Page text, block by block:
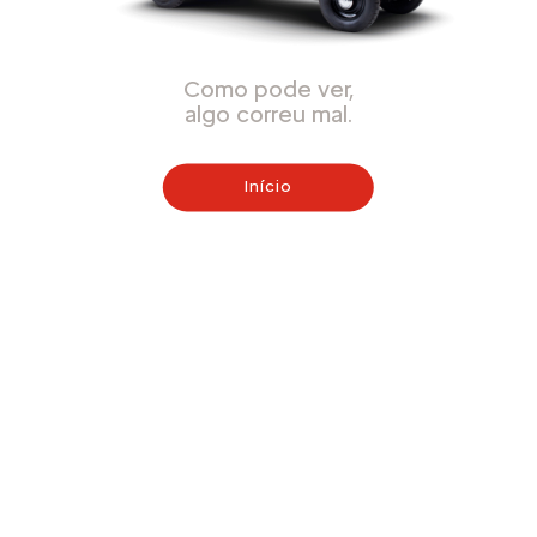
Como pode ver,
algo correu mal.
Início